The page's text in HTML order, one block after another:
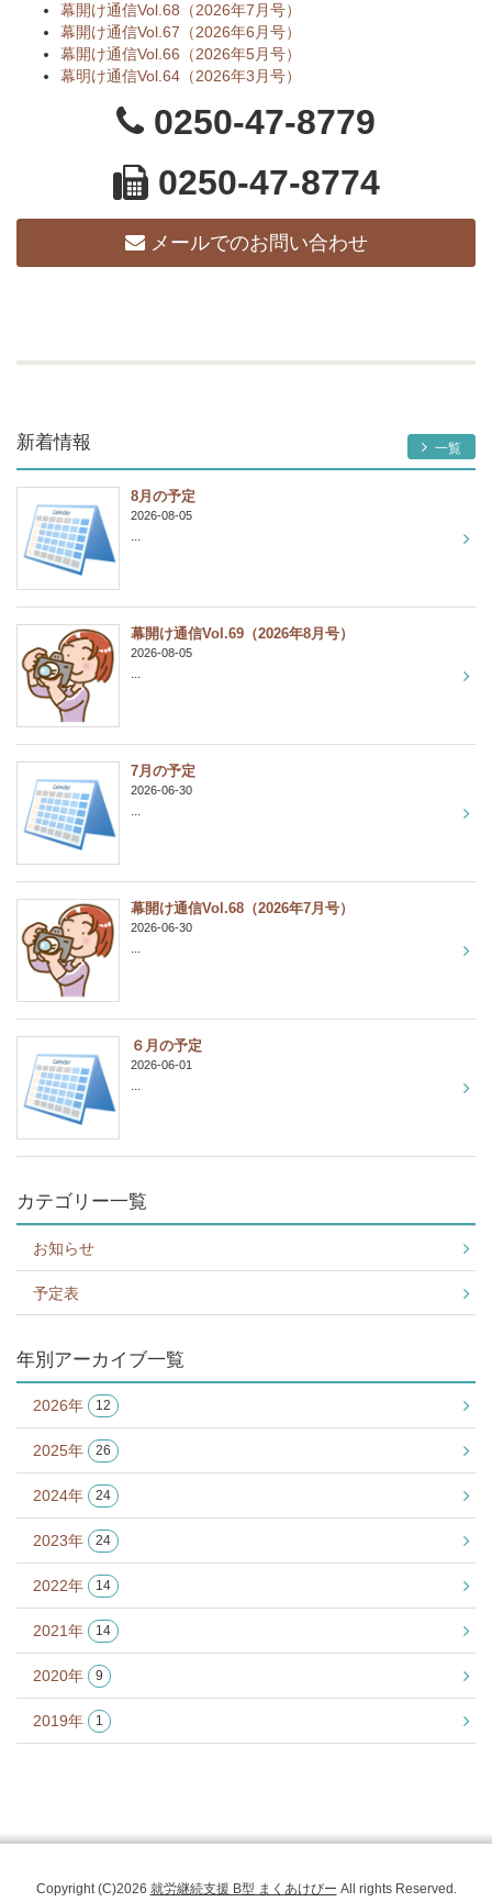
幕開け通信Vol.68（2026年7月号）
幕開け通信Vol.67（2026年6月号）
幕開け通信Vol.66（2026年5月号）
幕明け通信Vol.64（2026年3月号）
0250-47-8779
0250-47-8774
メールでのお問い合わせ
新着情報 一覧
8月の予定
2026-08-05
...
幕開け通信Vol.69（2026年8月号）
2026-08-05
...
7月の予定
2026-06-30
...
幕開け通信Vol.68（2026年7月号）
2026-06-30
...
６月の予定
2026-06-01
...
カテゴリー一覧
お知らせ
予定表
年別アーカイブ一覧
2026年 12
2025年 26
2024年 24
2023年 24
2022年 14
2021年 14
2020年 9
2019年 1
Copyright (C)2026 就労継続支援 B型 まくあけびー All rights Reserved.